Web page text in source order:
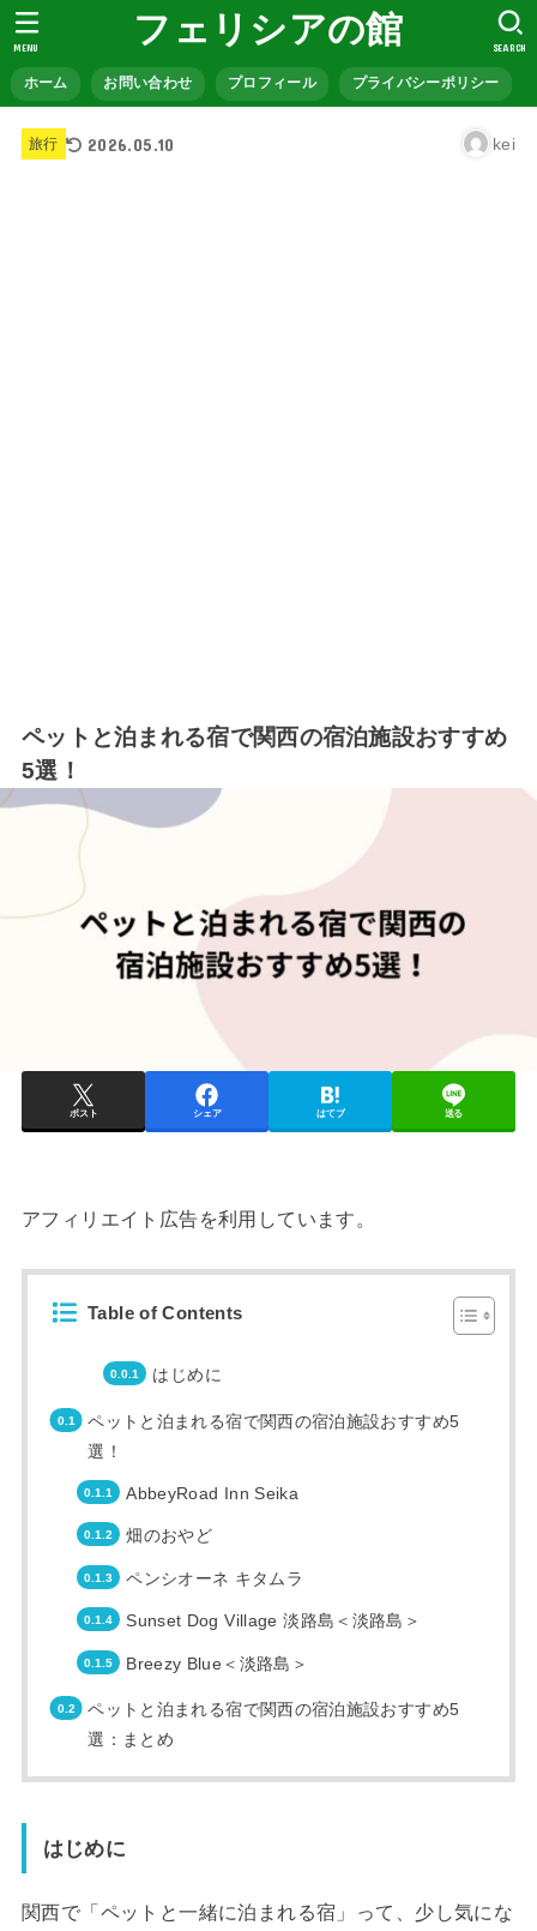
フェリシアの館
ホーム お問い合わせ プロフィール プライバシーポリシー
SEARCH
MENU
旅行 2026.05.10 kei
ペットと泊まれる宿で関西の宿泊施設おすすめ
5選！
ポスト シェア はてブ 送る
アフィリエイト広告を利用しています。
Table of Contents
はじめに
ペットと泊まれる宿で関西の宿泊施設おすすめ5
選！
AbbeyRoad Inn Seika
畑のおやど
ペンシオーネ キタムラ
Sunset Dog Village 淡路島＜淡路島＞
Breezy Blue＜淡路島＞
ペットと泊まれる宿で関西の宿泊施設おすすめ5
選：まとめ
はじめに
関西で「ペットと一緒に泊まれる宿」って、少し気にな